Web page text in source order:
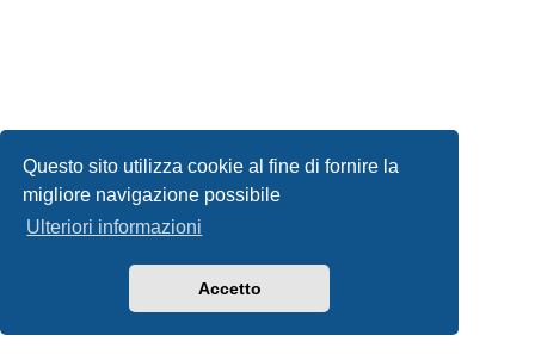
Questo sito utilizza cookie al fine di fornire la
migliore navigazione possibile
Ulteriori informazioni
Accetto